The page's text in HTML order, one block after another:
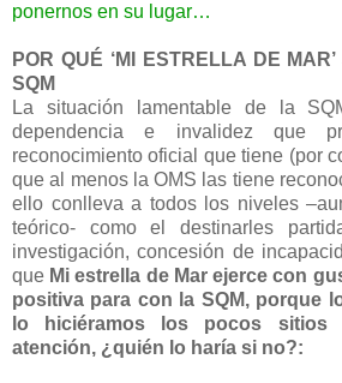
ponernos en su lugar…
POR QUÉ ‘MI ESTRELLA DE
SQM
La situación lamentable de la
dependencia e invalidez que
reconocimiento oficial que tiene (por
que al menos la OMS las tiene
ello conlleva a todos los niveles
teórico- como el destinarles
investigación, concesión de
que Mi estrella de Mar ejerce con
positiva para con la SQM, porque
lo hiciéramos los pocos sitios
atención, ¿quién lo haría si no?: